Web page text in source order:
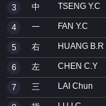
3 中 TSENG Y.C
4 一 FAN Y.C
5 右 HUANG B.R
6 左 CHEN C.Y
7 三 LAI Chun